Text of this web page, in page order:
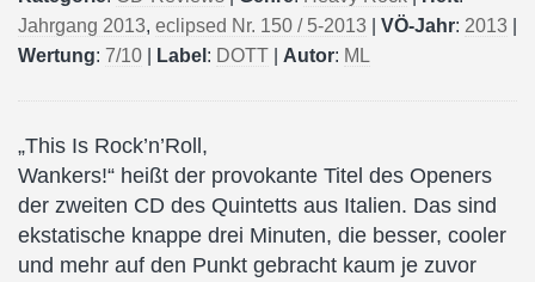
Jahrgang 2013, eclipsed Nr. 150 / 5-2013 VÖ-Jahr: 2013
Wertung: 7/10 Label : DOTT Autor: ML
„This Is Rock’n’Roll,
Wankers!“ heißt der provokante Titel des Openers
der zweiten CD des Quintetts aus Italien. Das sind
ekstatische knappe drei Minuten, die besser, cooler
und mehr auf den Punkt gebracht kaum je zuvor